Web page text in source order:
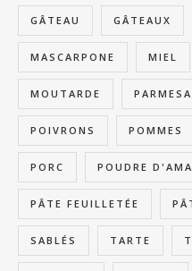
GÂTEAU GÂTEAUX
MASCARPONE MIEL
MOUTARDE
POIVRONS POMMES
PORC POUDRE
PÂTE FEUILLETÉE
SABLÉS TARTE